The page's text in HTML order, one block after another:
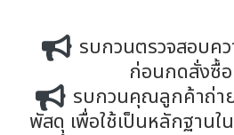
รบกวนตรวจสอบค
ก่อนกดสั่งซื้อ
รบกวนคุณลูกค้าถ่า
พัสดุ เพื่อใช้เป็นหลักฐานใ